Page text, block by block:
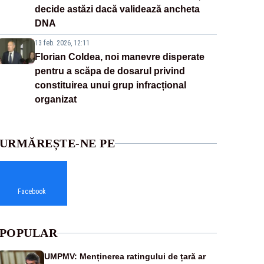
decide astăzi dacă validează ancheta
DNA
13 feb. 2026, 12:11
Florian Coldea, noi manevre disperate
pentru a scăpa de dosarul privind
constituirea unui grup infracțional
organizat
NE PE
Facebook
UMPMV: Menținerea ratingului de țară ar